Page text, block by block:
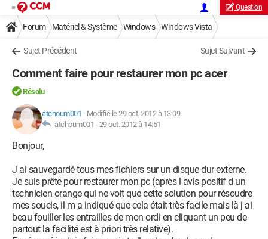
Question
Forum Matériel & Système Windows Windows Vista
Sujet Précédent Sujet Suivant
Comment faire pour restaurer mon pc acer
Résolu
atchoum001 - Modifié le 29 oct. 2012 à 13:09
atchoum001 -29 oct. 2012 à 14:51
Bonjour,
J ai sauvegardé tous mes fichiers sur un disque dur externe.
Je suis prête pour restaurer mon pc (après l avis positif d un
technicien orange qui ne voit que cette solution pour résoudre
mes soucis, il m a indiqué que cela était très facile mais là j ai
beau fouiller les entrailles de mon ordi en cliquant un peu de
partout la facilité est à priori très relative).